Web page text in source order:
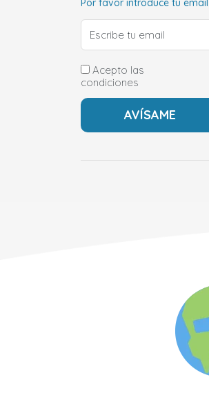
Por favor introduce tu
Acepto las
condiciones